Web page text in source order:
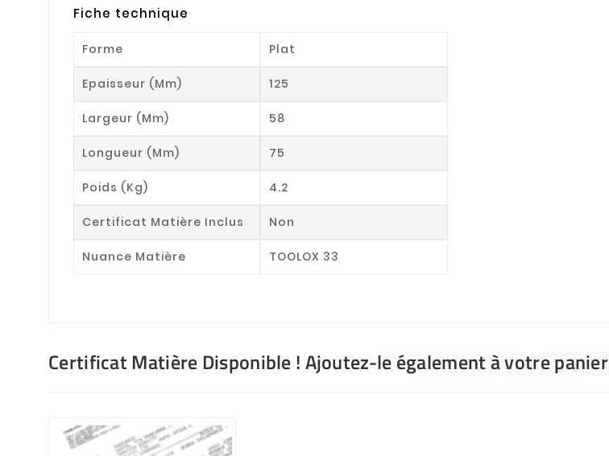
Fiche technique
Forme Plat
Epaisseur (mm) 125
Largeur (mm) 58
Longueur (mm) 75
Poids (kg) 4.2
Certificat Matière Inclus Non
Nuance Matière TOOLOX 33
Certificat Matière Disponible ! Ajoutez-le également à votre panier